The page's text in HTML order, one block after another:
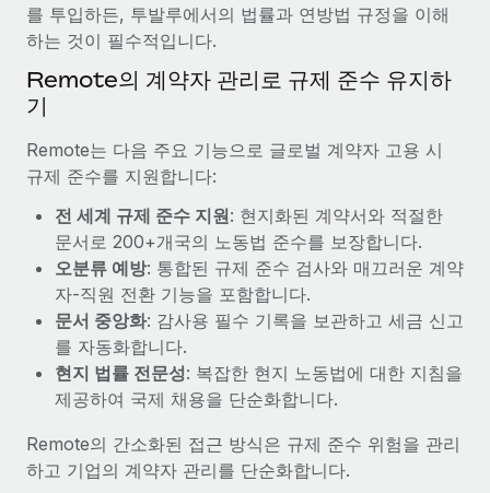
Compliance Watchtower
법인 설립
법인 설립을 빠르고 준법적으로 지원
글로벌 인재 이동 및 전근
직원 해외 이전을 간편하게 처리
복리후생
손쉬운 직원 복리후생 관리
글로벌 급여
계약자 관리
세금
블로그 둘러보기
블로그
Remote 제품 관련 소식: Gusto 및 Xero와의 통합과
Remote의 사명은 모든 규모의 기업이 전 세계 어디서든 업무에 가
장 적합 사람을 찾아 채용 및 관리하고 급여를 지급하도록 돕는 것
를 투입하든, 투발루에서의 법률과 연방법 규정을 이해
하는 것이 필수적입니다.
Remote의 계약자 관리로 규제 준수 유지하
기
Remote는 다음 주요 기능으로 글로벌 계약자 고용 시
규제 준수를 지원합니다:
전 세계 규제 준수 지원: 현지화된 계약서와 적절한
문서로 200+개국의 노동법 준수를 보장합니다.
오분류 예방: 통합된 규제 준수 검사와 매끄러운 계약
자-직원 전환 기능을 포함합니다.
문서 중앙화: 감사용 필수 기록을 보관하고 세금 신고
를 자동화합니다.
현지 법률 전문성: 복잡한 현지 노동법에 대한 지침을
제공하여 국제 채용을 단순화합니다.
Remote의 간소화된 접근 방식은 규제 준수 위험을 관리
하고 기업의 계약자 관리를 단순화합니다.